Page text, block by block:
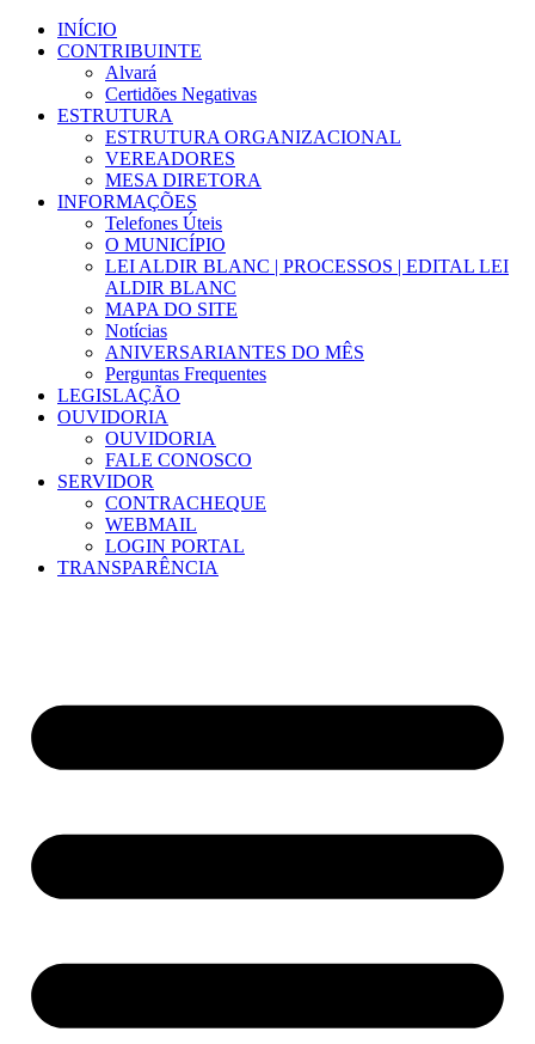
para
INÍCIO
CONTRIBUINTE
Alvará
Certidões Negativas
ESTRUTURA
ESTRUTURA ORGANIZACIONAL
VEREADORES
MESA DIRETORA
INFORMAÇÕES
Telefones Úteis
O MUNICÍPIO
LEI ALDIR BLANC | PROCESSOS | EDITAL LEI
ALDIR BLANC
MAPA DO SITE
Notícias
ANIVERSARIANTES DO MÊS
Perguntas Frequentes
LEGISLAÇÃO
OUVIDORIA
OUVIDORIA
FALE CONOSCO
SERVIDOR
CONTRACHEQUE
WEBMAIL
LOGIN PORTAL
TRANSPARÊNCIA